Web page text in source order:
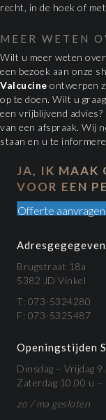
recht, in de hoek of
MEER WETEN
Wilt u meer weten over
een bezoek aan onze
Valcucine ontwerpen
op te doen. Wilt u
een vrijblijvend
van een afspraak. Wij
staan en u te
JA, IK MAAK
VOOR EEN
Offerte
Brugstraat 18a
5382 JD Vinkel
T: 073-5324280
F: 073-5325487
Openingstijden
Dinsdag – Vrijdag
Zaterdag 10.00 u –
zo / ma gesloten